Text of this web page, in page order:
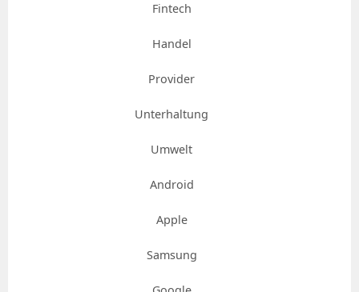
Fintech
Handel
Provider
Unterhaltung
Umwelt
Android
Apple
Samsung